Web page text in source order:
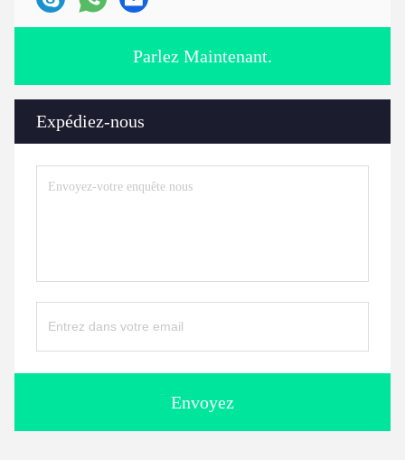
Parlez Maintenant.
Expédiez-nous
Envoyez